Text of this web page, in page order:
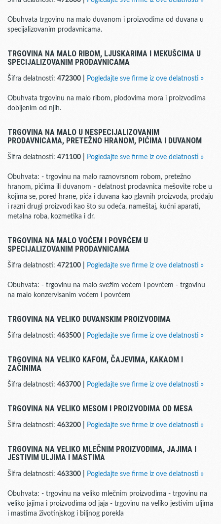
Obuhvata trgovinu na malo duvanom i proizvodima od duvana u
specijalizovanim prodavnicama.
TRGOVINA NA MALO RIBOM, LJUSKARIMA I MEKUŠCIMA U
SPECIJALIZOVANIM PRODAVNICAMA
Šifra delatnosti: 472300 Pogledajte sve firme iz ove delatnosti »
Obuhvata trgovinu na malo ribom, plodovima mora i proizvodima
dobijenim od njih.
TRGOVINA NA MALO U NESPECIJALIZOVANIM
PRODAVNICAMA, PRETEŽNO HRANOM, PIĆIMA I DUVANOM
Šifra delatnosti: 471100 Pogledajte sve firme iz ove delatnosti »
Obuhvata: - trgovinu na malo raznovrsnom robom, pretežno
hranom, pićima ili duvanom - delatnost prodavnica mešovite robe u
kojima se, pored hrane, pića i duvana kao glavnih proizvoda, prodaju
i razni drugi proizvodi kao što su odeća, nameštaj, kućni aparati,
metalna roba, kozmetika i dr.
TRGOVINA NA MALO VOĆEM I POVRĆEM U
SPECIJALIZOVANIM PRODAVNICAMA
Šifra delatnosti: 472100 Pogledajte sve firme iz ove delatnosti »
Obuhvata: - trgovinu na malo svežim voćem i povrćem - trgovinu
na malo konzervisanim voćem i povrćem
TRGOVINA NA VELIKO DUVANSKIM PROIZVODIMA
Šifra delatnosti: 463500 Pogledajte sve firme iz ove delatnosti »
TRGOVINA NA VELIKO KAFOM, ČAJEVIMA, KAKAOM I
ZAČINIMA
Šifra delatnosti: 463700 Pogledajte sve firme iz ove delatnosti »
TRGOVINA NA VELIKO MESOM I PROIZVODIMA OD MESA
Šifra delatnosti: 463200 Pogledajte sve firme iz ove delatnosti »
TRGOVINA NA VELIKO MLEČNIM PROIZVODIMA, JAJIMA I
JESTIVIM ULJIMA I MASTIMA
Šifra delatnosti: 463300 Pogledajte sve firme iz ove delatnosti »
Obuhvata: - trgovinu na veliko mlečnim proizvodima - trgovinu na
veliko jajima i proizvodima od jaja - trgovinu na veliko jestivim uljima
i mastima životinjskog i biljnog porekla